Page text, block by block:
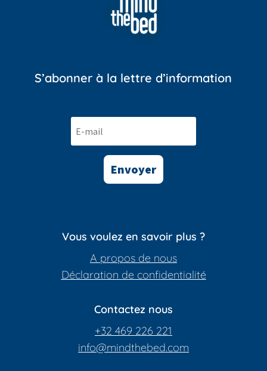
S’abonner à la lettre d’information
Envoyer
Vous voulez en savoir plus ?
A propos de nous
Déclaration de confidentialité
Contactez nous
+32 469 226 221
info@mindthebed.com